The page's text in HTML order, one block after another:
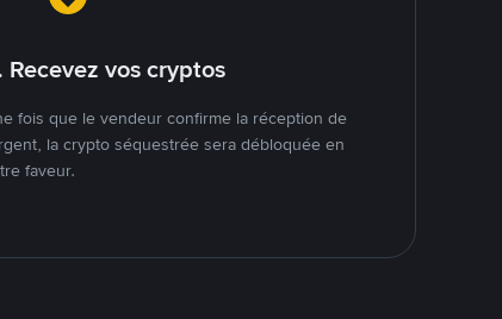
Recevez vos cryptos
fois que le vendeur confirme la réception de
la crypto séquestrée sera débloquée en
faveur.